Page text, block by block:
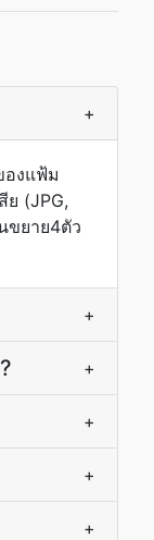
+
งแฟ้ม
ย (JPG,
ขยาย4ตัว
+
+
+
+
+